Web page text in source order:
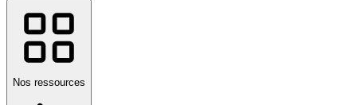
Nos ressources